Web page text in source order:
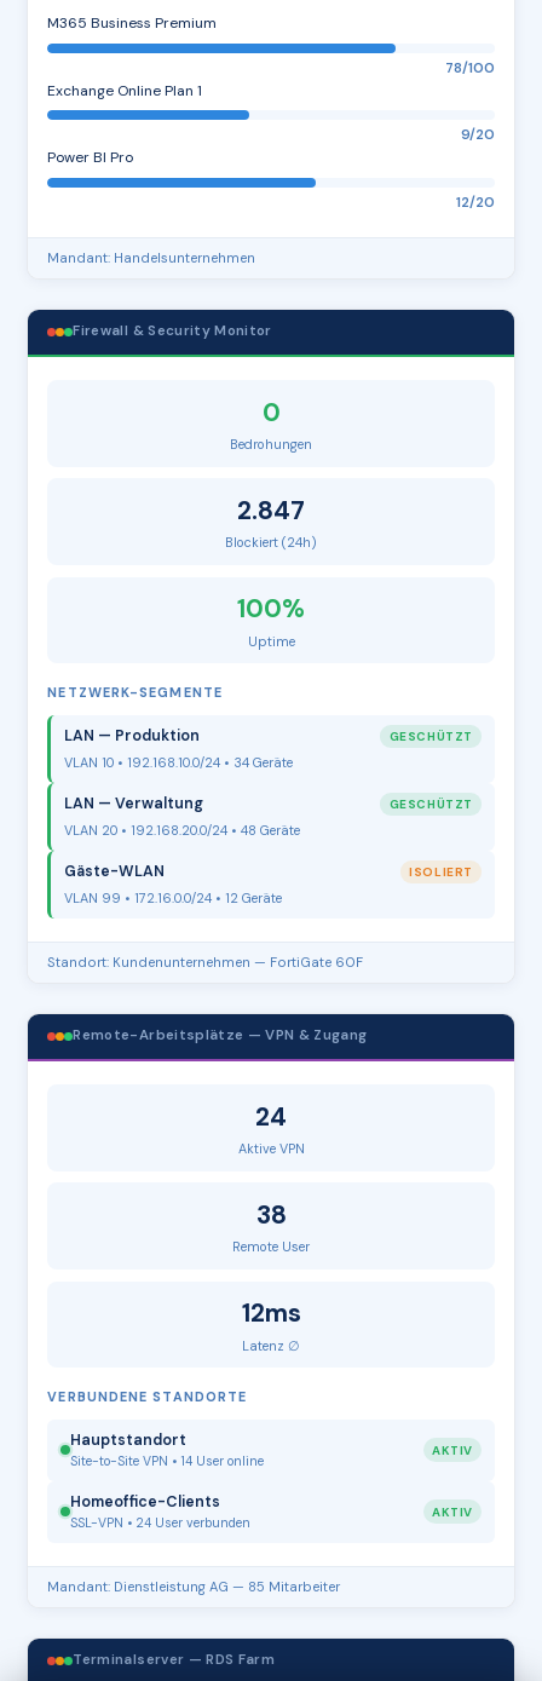
M365 Business Premium
78/100
Exchange Online Plan 1
9/20
Power BI Pro
12/20
Mandant: Handelsunternehmen
Firewall & Security Monitor
0
Bedrohungen
2.847
Blockiert (24h)
100%
Uptime
NETZWERK-SEGMENTE
LAN — Produktion GESCHÜTZT
VLAN 10 • 192.168.10.0/24 • 34 Geräte
LAN — Verwaltung GESCHÜTZT
VLAN 20 • 192.168.20.0/24 • 48 Geräte
Gäste-WLAN ISOLIERT
VLAN 99 • 172.16.0.0/24 • 12 Geräte
Standort: Kundenunternehmen — FortiGate 60F
Remote-Arbeitsplätze — VPN & Zugang
24
Aktive VPN
38
Remote User
12ms
Latenz ∅
VERBUNDENE STANDORTE
Hauptstandort
Site-to-Site VPN • 14 User online
AKTIV
Homeoffice-Clients
SSL-VPN • 24 User verbunden
AKTIV
Mandant: Dienstleistung AG — 85 Mitarbeiter
Terminalserver — RDS Farm